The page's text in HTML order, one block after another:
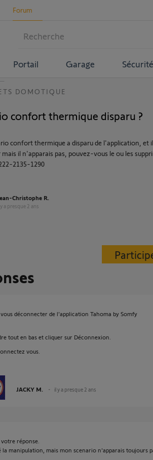
Forum
Portail Garage Sécurité
DOMOTIQUE
confort thermique disparu ?
confort thermique a disparu de l'application, et
mais il n'apparais pas, pouvez-vous le ou les
2135-1290
Christophe R.
il y a presque 2 ans
vous déconnecter de l'application Tahoma by Somfy
tout en bas et cliquer sur Déconnexion.
vous.
JACKY M. il y a presque 2 ans
réponse.
la manipulation, mais mon scenario n'apparais toujours